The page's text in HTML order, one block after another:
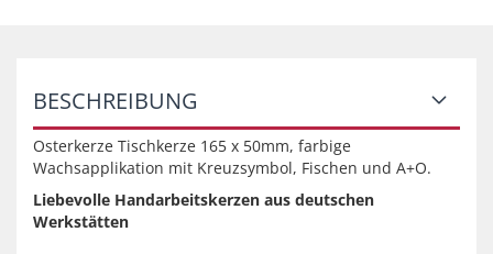
BESCHREIBUNG
Osterkerze Tischkerze 165 x 50mm, farbige
Wachsapplikation mit Kreuzsymbol, Fischen und A+O.
Liebevolle Handarbeitskerzen aus deutschen
Werkstätten